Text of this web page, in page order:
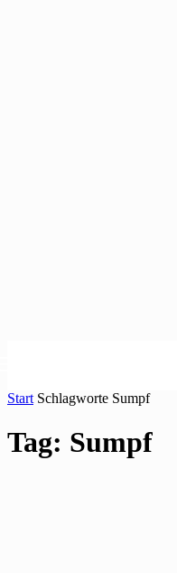
Start Schlagworte Sumpf
Tag: Sumpf